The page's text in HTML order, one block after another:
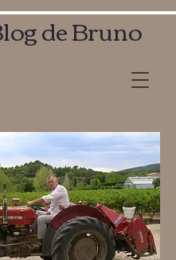
de Bruno